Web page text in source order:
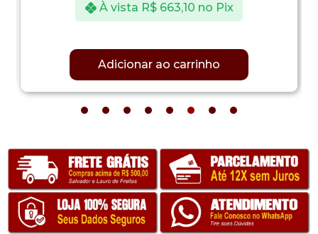
À vista R$663,10 no Pix
Adicionar ao carrinho